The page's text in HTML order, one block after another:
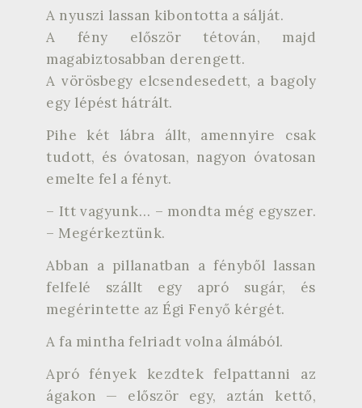
A nyuszi lassan kibontotta a sálját.
A fény először tétován, majd
magabiztosabban derengett.
A vörösbegy elcsendesedett, a bagoly
egy lépést hátrált.
Pihe két lábra állt, amennyire csak
tudott, és óvatosan, nagyon óvatosan
emelte fel a fényt.
– Itt vagyunk… – mondta még egyszer.
– Megérkeztünk.
Abban a pillanatban a fényből lassan
felfelé szállt egy apró sugár, és
megérintette az Égi Fenyő kérgét.
A fa mintha felriadt volna álmából.
Apró fények kezdtek felpattanni az
ágakon — először egy, aztán kettő,